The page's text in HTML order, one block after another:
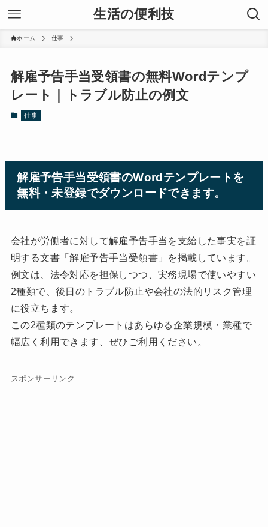
生活の便利技
ホーム 仕事
解雇予告手当受領書の無料Wordテンプ
レート｜トラブル防止の例文
仕事
解雇予告手当受領書のWordテンプレートを
無料・未登録でダウンロードできます。
会社が労働者に対して解雇予告手当を支給した事実を証
明する文書「解雇予告手当受領書」を掲載しています。
例文は、法令対応を担保しつつ、実務現場で使いやすい
2種類で、後日のトラブル防止や会社の法的リスク管理
に役立ちます。
この2種類のテンプレートはあらゆる企業規模・業種で
幅広く利用できます、ぜひご利用ください。
スポンサーリンク